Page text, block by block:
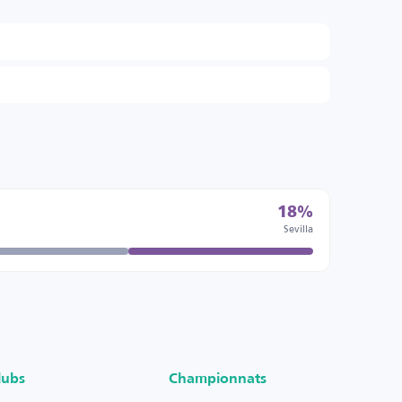
18%
Sevilla
Championnats